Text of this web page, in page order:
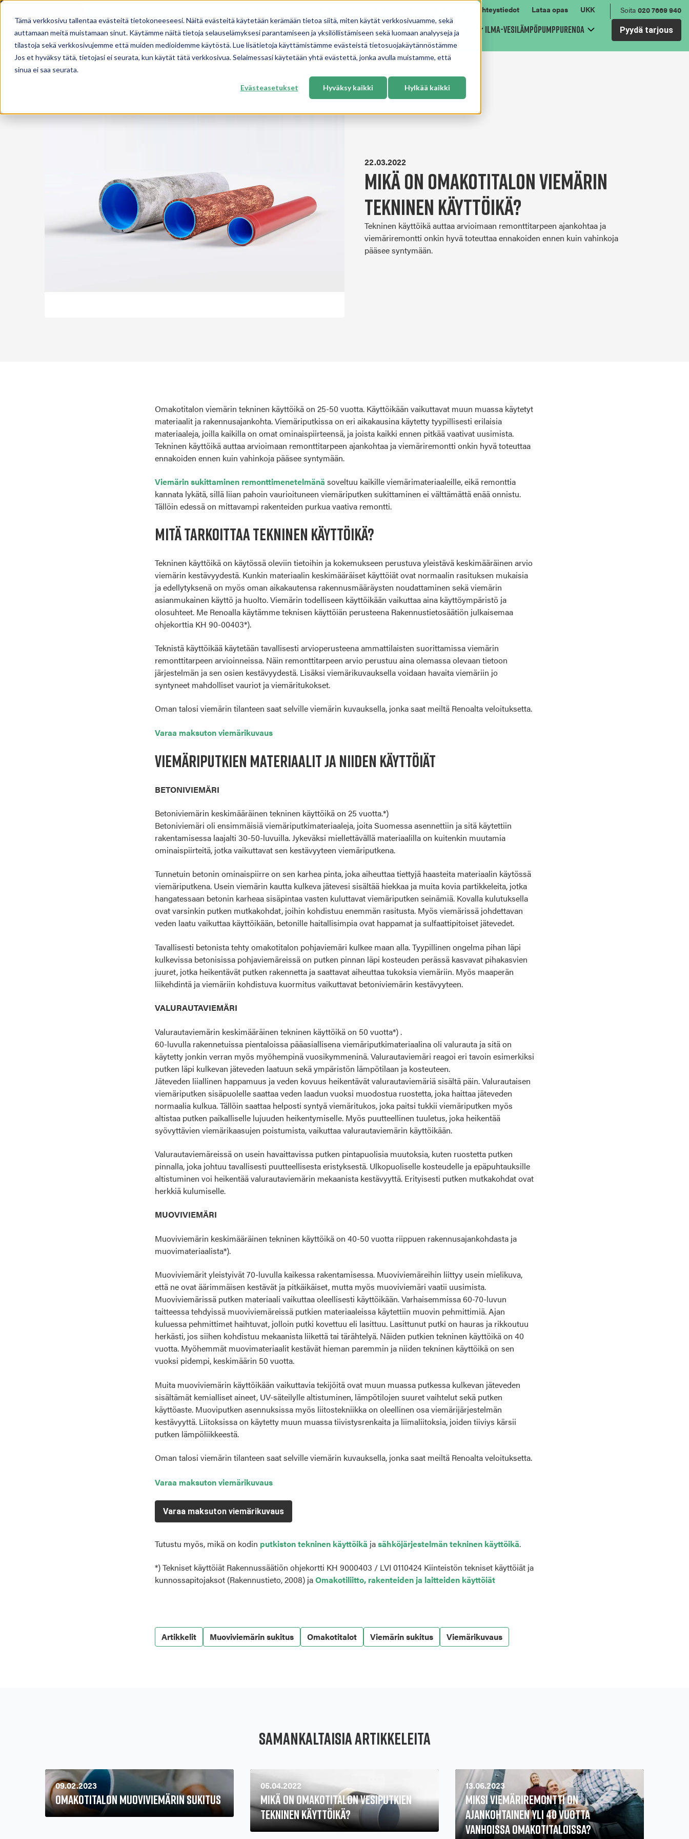
Tämä verkkosivu tallentaa evästeitä tietokoneeseesi. Näitä evästeitä käytetään kerämään tietoa siitä, miten käytät verkkosivuamme, sekä
auttamaan meitä muistamaan sinut. Käytämme näitä tietoja selauselämyksesi parantamiseen ja yksilöllistämiseen sekä luomaan analyyseja ja
tilastoja sekä verkkosivujemme että muiden medioidemme käytöstä. Lue lisätietoja käyttämistämme evästeistä tietosuojakäytännöstämme
Jos et hyväksy tätä, tietojasi ei seurata, kun käytät tätä verkkosivua. Selaimessasi käytetään yhtä evästettä, jonka avulla muistamme, että
sinua ei saa seurata.
Evästeasetukset Hyväksy kaikki Hylkää kaikki
Yhteystiedot Lataa opas UKK Soita 020 7669 940
KäyttövesiputkiremonttiLämpöverkkoremonttiViemärin sukitus Show submenu for Viemärin sukitus
Sähkösaneeraus Show submenu for Sähkösaneeraus
Ilma-vesilämpöpumppuRenoa Show submenu for Renoa
Pyydä tarjous
22.03.2022
Mikä on omakotitalon viemärin
tekninen käyttöikä?
Tekninen käyttöikä auttaa arvioimaan remonttitarpeen ajankohtaa ja
viemäriremontti onkin hyvä toteuttaa ennakoiden ennen kuin vahinkoja
pääsee syntymään.
Omakotitalon viemärin tekninen käyttöikä on 25-50 vuotta. Käyttöikään vaikuttavat muun muassa käytetyt
materiaalit ja rakennusajankohta. Viemäriputkissa on eri aikakausina käytetty tyypillisesti erilaisia
materiaaleja, joilla kaikilla on omat ominaispiirteensä, ja joista kaikki ennen pitkää vaativat uusimista.
Tekninen käyttöikä auttaa arvioimaan remonttitarpeen ajankohtaa ja viemäriremontti onkin hyvä toteuttaa
ennakoiden ennen kuin vahinkoja pääsee syntymään.
Viemärin sukittaminen remonttimenetelmänä soveltuu kaikille viemärimateriaaleille, eikä remonttia
kannata lykätä, sillä liian pahoin vaurioituneen viemäriputken sukittaminen ei välttämättä enää onnistu.
Tällöin edessä on mittavampi rakenteiden purkua vaativa remontti.
MITÄ TARKOITTAA TEKNINEN KÄYTTÖIKÄ?
Tekninen käyttöikä on käytössä oleviin tietoihin ja kokemukseen perustuva yleistävä keskimääräinen arvio
viemärin kestävyydestä. Kunkin materiaalin keskimääräiset käyttöiät ovat normaalin rasituksen mukaisia
ja edellytyksenä on myös oman aikakautensa rakennusmääräysten noudattaminen sekä viemärin
asianmukainen käyttö ja huolto. Viemärin todelliseen käyttöikään vaikuttaa aina käyttöympäristö ja
olosuhteet. Me Renoalla käytämme teknisen käyttöiän perusteena Rakennustietosäätiön julkaisemaa
ohjekorttia KH 90-00403*).
Teknistä käyttöikää käytetään tavallisesti arvioperusteena ammattilaisten suorittamissa viemärin
remonttitarpeen arvioinneissa. Näin remonttitarpeen arvio perustuu aina olemassa olevaan tietoon
järjestelmän ja sen osien kestävyydestä. Lisäksi viemärikuvauksella voidaan havaita viemäriin jo
syntyneet mahdolliset vauriot ja viemäritukokset.
Oman talosi viemärin tilanteen saat selville viemärin kuvauksella, jonka saat meiltä Renoalta veloituksetta.
Varaa maksuton viemärikuvaus
VIEMÄRIPUTKIEN MATERIAALIT JA NIIDEN KÄYTTÖIÄT
BETONIVIEMÄRI
Betoniviemärin keskimääräinen tekninen käyttöikä on 25 vuotta.*)
Betoniviemäri oli ensimmäisiä viemäriputkimateriaaleja, joita Suomessa asennettiin ja sitä käytettiin
rakentamisessa laajalti 30-50-luvuilla. Jykeväksi miellettävällä materiaalilla on kuitenkin muutamia
ominaispiirteitä, jotka vaikuttavat sen kestävyyteen viemäriputkena.
Tunnetuin betonin ominaispiirre on sen karhea pinta, joka aiheuttaa tiettyjä haasteita materiaalin käytössä
viemäriputkena. Usein viemärin kautta kulkeva jätevesi sisältää hiekkaa ja muita kovia partikkeleita, jotka
hangatessaan betonin karheaa sisäpintaa vasten kuluttavat viemäriputken seinämiä. Kovalla kulutuksella
ovat varsinkin putken mutkakohdat, joihin kohdistuu enemmän rasitusta. Myös viemärissä johdettavan
veden laatu vaikuttaa käyttöikään, betonille haitallisimpia ovat happamat ja sulfaattipitoiset jätevedet.
Tavallisesti betonista tehty omakotitalon pohjaviemäri kulkee maan alla. Tyypillinen ongelma pihan läpi
kulkevissa betonisissa pohjaviemäreissä on putken pinnan läpi kosteuden perässä kasvavat pihakasvien
juuret, jotka heikentävät putken rakennetta ja saattavat aiheuttaa tukoksia viemäriin. Myös maaperän
liikehdintä ja viemäriin kohdistuva kuormitus vaikuttavat betoniviemärin kestävyyteen.
VALURAUTAVIEMÄRI
Valurautaviemärin keskimääräinen tekninen käyttöikä on 50 vuotta*) .
60-luvulla rakennetuissa pientaloissa pääasiallisena viemäriputkimateriaalina oli valurauta ja sitä on
käytetty jonkin verran myös myöhempinä vuosikymmeninä. Valurautaviemäri reagoi eri tavoin esimerkiksi
putken läpi kulkevan jäteveden laatuun sekä ympäristön lämpötilaan ja kosteuteen.
Jäteveden liiallinen happamuus ja veden kovuus heikentävät valurautaviemäriä sisältä päin. Valurautaisen
viemäriputken sisäpuolelle saattaa veden laadun vuoksi muodostua ruostetta, joka haittaa jäteveden
normaalia kulkua. Tällöin saattaa helposti syntyä viemäritukos, joka paitsi tukkii viemäriputken myös
altistaa putken paikalliselle lujuuden heikentymiselle. Myös puutteellinen tuuletus, joka heikentää
syövyttävien viemärikaasujen poistumista, vaikuttaa valurautaviemärin käyttöikään.
Valurautaviemäreissä on usein havaittavissa putken pintapuolisia muutoksia, kuten ruostetta putken
pinnalla, joka johtuu tavallisesti puutteellisesta eristyksestä. Ulkopuoliselle kosteudelle ja epäpuhtauksille
altistuminen voi heikentää valurautaviemärin mekaanista kestävyyttä. Erityisesti putken mutkakohdat ovat
herkkiä kulumiselle.
MUOVIVIEMÄRI
Muoviviemärin keskimääräinen tekninen käyttöikä on 40-50 vuotta riippuen rakennusajankohdasta ja
muovimateriaalista*).
Muoviviemärit yleistyivät 70-luvulla kaikessa rakentamisessa. Muoviviemäreihin liittyy usein mielikuva,
että ne ovat äärimmäisen kestävät ja pitkäikäiset, mutta myös muoviviemäri vaatii uusimista.
Muoviviemärissä putken materiaali vaikuttaa oleellisesti käyttöikään. Varhaisemmissa 60-70-luvun
taitteessa tehdyissä muoviviemäreissä putkien materiaaleissa käytettiin muovin pehmittimiä. Ajan
kuluessa pehmittimet haihtuvat, jolloin putki kovettuu eli lasittuu. Lasittunut putki on hauras ja rikkoutuu
herkästi, jos siihen kohdistuu mekaanista liikettä tai tärähtelyä. Näiden putkien tekninen käyttöikä on 40
vuotta. Myöhemmät muovimateriaalit kestävät hieman paremmin ja niiden tekninen käyttöikä on sen
vuoksi pidempi, keskimäärin 50 vuotta.
Muita muoviviemärin käyttöikään vaikuttavia tekijöitä ovat muun muassa putkessa kulkevan jäteveden
sisältämät kemialliset aineet, UV-säteilylle altistuminen, lämpötilojen suuret vaihtelut sekä putken
käyttöaste. Muoviputken asennuksissa myös liitostekniikka on oleellinen osa viemärijärjestelmän
kestävyyttä. Liitoksissa on käytetty muun muassa tiivistysrenkaita ja liimaliitoksia, joiden tiiviys kärsii
putken lämpöliikkeestä.
Oman talosi viemärin tilanteen saat selville viemärin kuvauksella, jonka saat meiltä Renoalta veloituksetta.
Varaa maksuton viemärikuvaus
Varaa maksuton viemärikuvaus
Tutustu myös, mikä on kodin putkiston tekninen käyttöikä jasähköjärjestelmän tekninen käyttöikä.
*) Tekniset käyttöiät Rakennussäätiön ohjekortti KH 90­00403 / LVI 01­10424 Kiinteistön tekniset käyttöiät ja
kunnossapitojaksot (Rakennustieto, 2008) jaOmakotiliitto, rakenteiden ja laitteiden käyttöiät
Artikkelit Muoviviemärin sukitus Omakotitalot Viemärin sukitus Viemärikuvaus
Samankaltaisia artikkeleita
Omakotitalon muoviviemärin sukitus
09.02.2023
Mikä on omakotitalon vesiputkien
tekninen käyttöikä?
05.04.2022
Miksi viemäriremontti on
ajankohtainen yli 40 vuotta
vanhoissa omakotitaloissa?
13.06.2023